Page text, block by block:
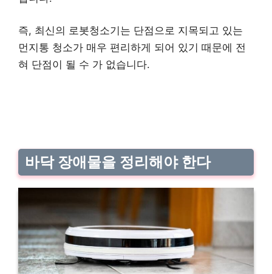
즉, 최신의 로봇청소기는 단점으로 지목되고 있는
먼지통 청소가 매우 편리하게 되어 있기 때문에 전
혀 단점이 될 수 가 없습니다.
바닥 장애물을 정리해야 한다